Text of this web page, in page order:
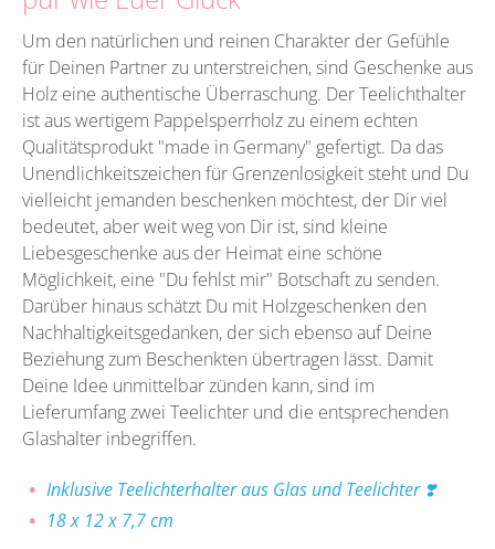
Um den natürlichen und reinen Charakter der Gefühle
für Deinen Partner zu unterstreichen, sind Geschenke aus
Holz eine authentische Überraschung. Der Teelichthalter
ist aus wertigem Pappelsperrholz zu einem echten
Qualitätsprodukt "made in Germany" gefertigt. Da das
Unendlichkeitszeichen für Grenzenlosigkeit steht und Du
vielleicht jemanden beschenken möchtest, der Dir viel
bedeutet, aber weit weg von Dir ist, sind kleine
Liebesgeschenke aus der Heimat eine schöne
Möglichkeit, eine "Du fehlst mir" Botschaft zu senden.
Darüber hinaus schätzt Du mit Holzgeschenken den
Nachhaltigkeitsgedanken, der sich ebenso auf Deine
Beziehung zum Beschenkten übertragen lässt. Damit
Deine Idee unmittelbar zünden kann, sind im
Lieferumfang zwei Teelichter und die entsprechenden
Glashalter inbegriffen.
Inklusive Teelichterhalter aus Glas und Teelichter ❣️
18 x 12 x 7,7 cm